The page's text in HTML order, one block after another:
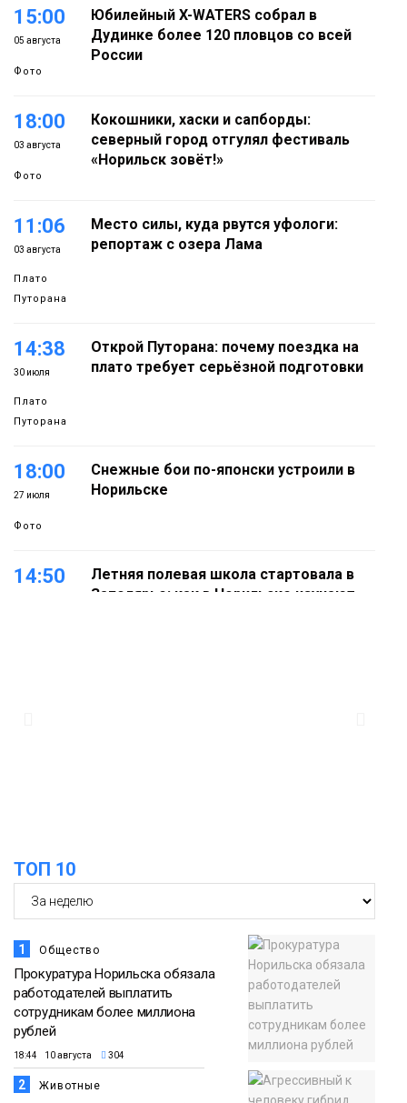
15:00
05 августа
Фото
Юбилейный X-WATERS собрал в
Дудинке более 120 пловцов со всей
России
18:00
03 августа
Фото
Кокошники, хаски и сапборды:
северный город отгулял фестиваль
«Норильск зовёт!»
11:06
03 августа
Плато
Путорана
Место силы, куда рвутся уфологи:
репортаж с озера Лама
14:38
30 июля
Плато
Путорана
Открой Путорана: почему поездка на
плато требует серьёзной подготовки
18:00
27 июля
Фото
Снежные бои по-японски устроили в
Норильске
14:50
Летняя полевая школа стартовала в
Заполярье: как в Норильске изучают
18:30
Фото
Заполярное лето в разгаре: Норильск
прогрелся до 29 градусов
ТОП 10
1 Общество
Прокуратура Норильска обязала
работодателей выплатить
сотрудникам более миллиона
рублей
18:44 10 августа 304
2 Животные